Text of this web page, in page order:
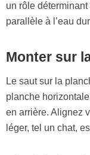
un rôle
parallèle à l’eau
Monter sur
Le saut sur la
planche
en arrière. Alignez
léger, tel un chat,